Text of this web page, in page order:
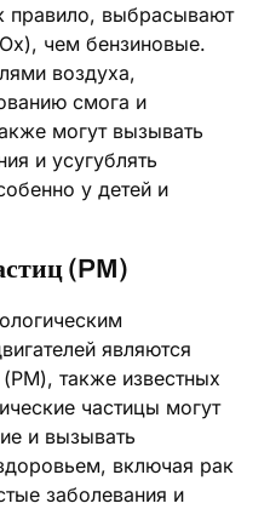
правило, выбрасывают
чем бензиновые.
воздуха,
смога и
могут вызывать
и усугублять
у детей и
(PM)
являются
также известных
частицы могут
и вызывать
включая рак
заболевания и